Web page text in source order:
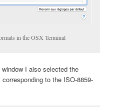
in the OSX Terminal
I also selected the
to the ISO-8859-